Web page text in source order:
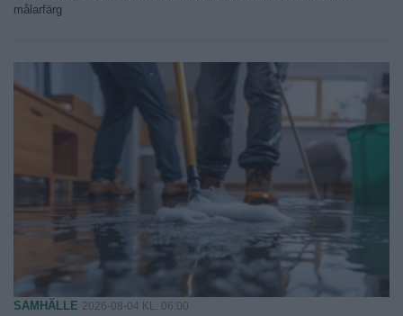
målarfärg
SAMHÄLLE 2026-08-04 KL. 06:00